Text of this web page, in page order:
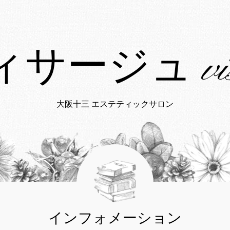
サージュ
大阪十三 エステティックサロン
インフォメーション